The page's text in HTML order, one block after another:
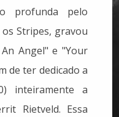
profunda pelo
Stripes, gravou
Angel" e "Your
de ter dedicado a
inteiramente a
Rietveld. Essa